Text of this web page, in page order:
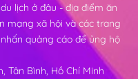
lịch ở đâu - địa điểm ăn
mạng xã hội và các trang
quảng cáo để ủng hộ
Tân Bình, Hồ Chí Minh